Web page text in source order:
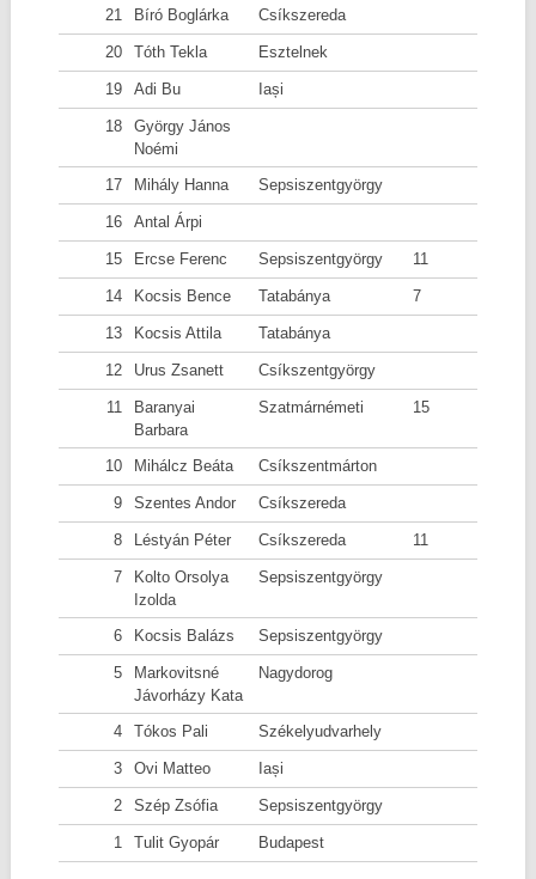
21 Bíró Boglárka Csíkszereda
20 Tóth Tekla Esztelnek
19 Adi Bu Iași
18
György János
Noémi
17
Mihály Hanna Sepsiszentgyörgy
16 Antal Árpi
15 Ercse Ferenc Sepsiszentgyörgy 11
14 Kocsis Bence Tatabánya 7
13 Kocsis Attila Tatabánya
12 Urus Zsanett Csíkszentgyörgy
11
Baranyai
Barbara
Szatmárnémeti 15
10 Mihálcz Beáta Csíkszentmárton
9 Szentes Andor Csíkszereda
8 Léstyán Péter Csíkszereda 11
7
Kolto Orsolya
Izolda
Sepsiszentgyörgy
6 Kocsis Balázs Sepsiszentgyörgy
5
Markovitsné
Jávorházy Kata
Nagydorog
4 Tókos Pali Székelyudvarhely
3 Ovi Matteo Iași
2 Szép Zsófia Sepsiszentgyörgy
1 Tulit Gyopár Budapest